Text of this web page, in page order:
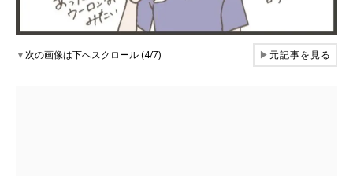
▼次の画像は下へスクロール (4/7) ▶元記事を見る